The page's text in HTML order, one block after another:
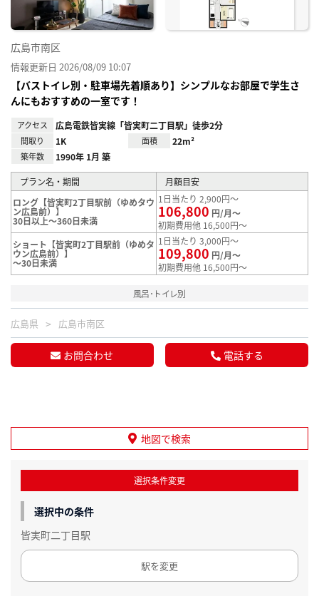
広島市南区
情報更新日 2026/08/09 10:07
【バストイレ別・駐車場先着順あり】シンプルなお部屋で学生さ
んにもおすすめの一室です！
アクセス 広島電鉄皆実線「皆実町二丁目駅」徒歩2分
間取り 1K 面積 22m²
築年数 1990年 1月 築
プラン名・期間
月額目安
ロング【皆実町2丁目駅前（ゆめタウ
ン広島前）】
30日以上～360日未満
1日当たり 2,900円～
106,800 円/月～
初期費用他 16,500円～
ショート【皆実町2丁目駅前（ゆめタ
ウン広島前）】
～30日未満
1日当たり 3,000円～
109,800 円/月～
初期費用他 16,500円～
風呂･トイレ別
広島県 広島市南区
お問合わせ 電話する
地図で検索
選択条件変更
選択中の条件
皆実町二丁目駅
駅を変更